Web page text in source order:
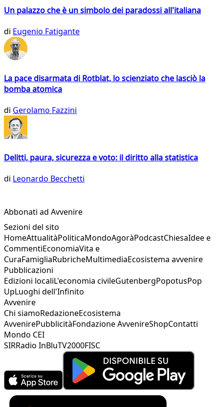
Un palazzo che è un simbolo dei paradossi all'italiana
di Eugenio Fatigante
La pace disarmata di Rotblat, lo scienziato che lasciò la
bomba atomica
di Gerolamo Fazzini
Delitti, paura, sicurezza e voto: il diritto alla statistica
di Leonardo Becchetti
Abbonati ad Avvenire
Sezioni del sito
HomeAttualitàPoliticaMondoAgoràPodcastChiesaIdee e
CommentiEconomiaVita e
CuraFamigliaRubricheMultimediaEcosistema avvenire
Pubblicazioni
Edizioni localiL'economia civileGutenbergPopotusPop
UpLuoghi dell'Infinito
Avvenire
Chi siamoRedazioneEcosistema
AvvenirePubblicitàFondazione AvvenireShopContatti
Mondo CEI
SIRRadio InBluTV2000FISC